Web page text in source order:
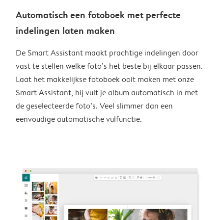
Automatisch een fotoboek met perfecte
indelingen laten maken
De Smart Assistant maakt prachtige indelingen door
vast te stellen welke foto’s het beste bij elkaar passen.
Laat het makkelijkse fotoboek ooit maken met onze
Smart Assistant, hij vult je album automatisch in met
de geselecteerde foto’s. Veel slimmer dan een
eenvoudige automatische vulfunctie.